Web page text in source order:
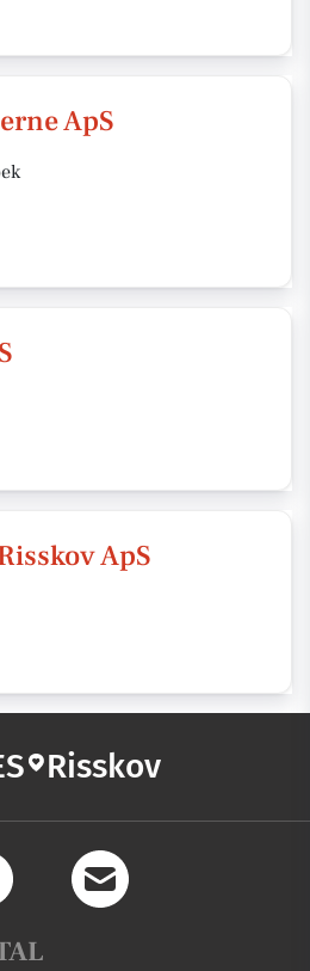
ApS
ApS
Risskov